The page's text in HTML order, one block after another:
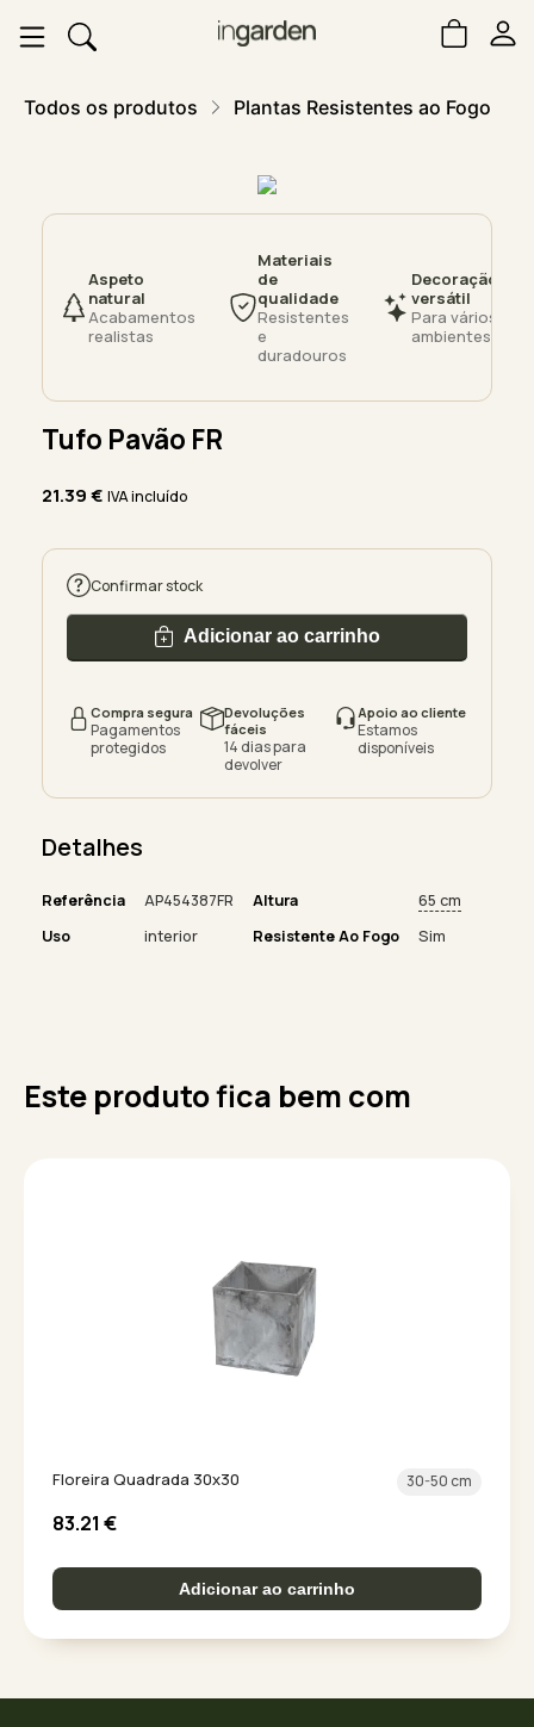
Todos os produtos Plantas Resistentes ao Fogo
Aspeto
natural
Acabamentos
realistas
Materiais
de
qualidade
Resistentes
e
duradouros
Decoração
versátil
Para vários
ambientes
Tufo Pavão FR
21.39€ IVA incluído
Confirmar stock
Adicionar ao carrinho
Compra segura
Pagamentos
protegidos
Devoluções
fáceis
14 dias para
devolver
Apoio ao cliente
Estamos
disponíveis
Detalhes
Referência AP454387FR Altura
65 cm
Uso
interior Resistente Ao Fogo Sim
Este produto fica bem com
Floreira Quadrada 30x30 30-50 cm
83.21 €
Adicionar ao carrinho